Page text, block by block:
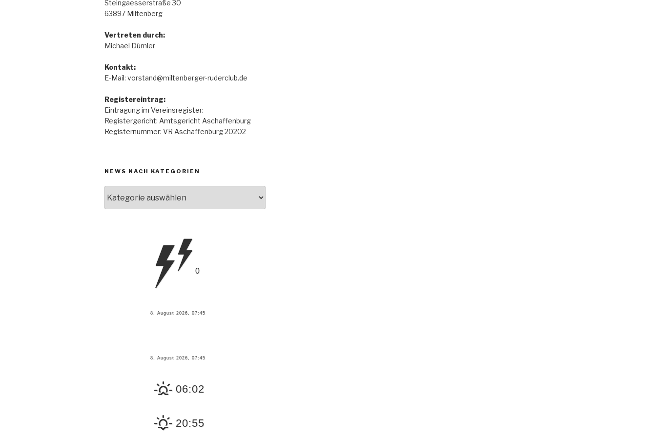
Steingaesserstraße 30
63897 Miltenberg
Vertreten durch:
Michael Dümler
Kontakt:
E-Mail: vorstand@miltenberger-ruderclub.de
Registereintrag:
Eintragung im Vereinsregister:
Registergericht: Amtsgericht Aschaffenburg
Registernummer: VR Aschaffenburg 20202
NEWS NACH KATEGORIEN
nach
Kategorien
0
8. August 2026, 07:45
8. August 2026, 07:45
06:02
20:55